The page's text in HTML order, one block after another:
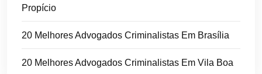
Propício
20 Melhores Advogados Criminalistas Em Brasília
20 Melhores Advogados Criminalistas Em Vila Boa